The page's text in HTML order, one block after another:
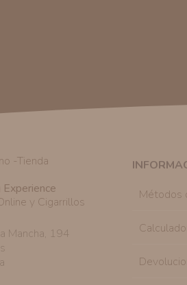
y Cigarrillos
Mancha, 194
Métodos